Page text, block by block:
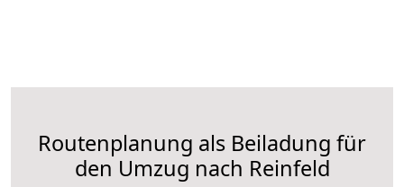
Routenplanung als Beiladung für
den Umzug nach Reinfeld